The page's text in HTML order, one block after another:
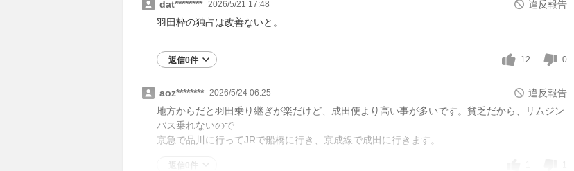
dat******** 2026/5/21 17:48
違反報告
羽田枠の独占は改善ないと。
返信0件 12 0
aoz******** 2026/5/24 06:25
違反報告
地方からだと羽田乗り継ぎが楽だけど、成田便より高い事が多いです。貧乏だから、リムジン
バス乗れないので
京急で品川に行ってJRで船橋に行き、京成線で成田に行きます。
返信0件